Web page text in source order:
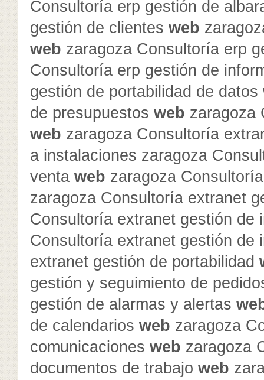
Consultoría erp gestión de
gestión de clientes web
web zaragoza Consultoría erp
Consultoría erp gestión de
gestión de portabilidad de datos
de presupuestos web zaragoza
web zaragoza Consultoría
a instalaciones zaragoza
venta web zaragoza
zaragoza Consultoría extranet
Consultoría extranet gestión de
Consultoría extranet gestión de
extranet gestión de portabilidad
gestión y seguimiento de
gestión de alarmas y alertas
de calendarios web zaragoza
comunicaciones web zaragoza
documentos de trabajo web